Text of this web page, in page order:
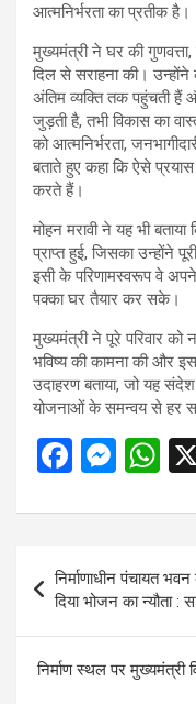
आत्मनिर्भरता का प्रतीक है।
मुख्यमंत्री ने घर की
दिल से सराहना की।
अंतिम व्यक्ति तक पहुंचती हैं
जुड़ती है, तभी विकास का
को आत्मनिर्भरता,
बताते हुए कहा कि ऐसे
करते हैं।
मोहन मरावी ने यह भी
प्राप्त हुई, जिसका उन्होंने
इसी के परिणामस्वरूप वे
पक्का घर तैयार कर सके।
मुख्यमंत्री ने पूरे परिवार
भविष्य की कामना की और
उदाहरण बताया, जो यह
योजनाओं के समन्वय से हर
F
ce
b
o
o
k
M
se
n
g
er
W
at
A
p
p
navigation
निर्माणाधीन पंचायत
दिया भोजन का न्यौता
निर्माण स्थल पर